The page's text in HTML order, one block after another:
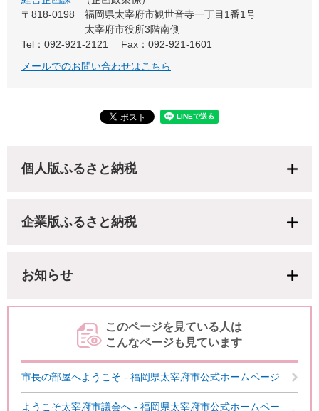
〒818-0198
福岡県太宰府市観世音寺一丁目1番1号
太宰府市役所3階南側
Tel：092-921-2121
Fax：092-921-1601
メールでのお問い合わせはこちら
個人版ふるさと納税
企業版ふるさと納税
お知らせ
このページを見ている人は
こんなページも見ています
市長の部屋へようこそ - 福岡県太宰府市公式ホームページ
ようこそ太宰府市議会へ - 福岡県太宰府市公式ホームペー